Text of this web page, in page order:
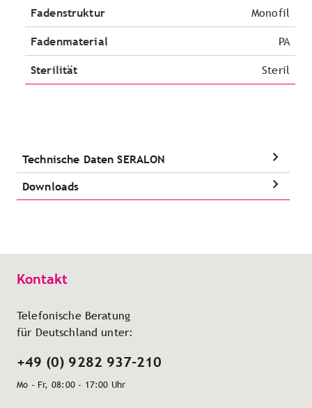
Fadenstruktur Monofil
Fadenmaterial PA
Sterilität Steril
Technische Daten SERALON
Downloads
Kontakt
Telefonische Beratung
für Deutschland unter:
+49 (0) 9282 937-210
Mo - Fr, 08:00 - 17:00 Uhr